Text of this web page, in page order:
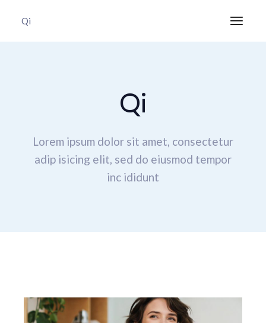
Qi
Qi
Lorem ipsum dolor sit amet, consectetur
adip isicing elit, sed do eiusmod tempor
inc ididunt